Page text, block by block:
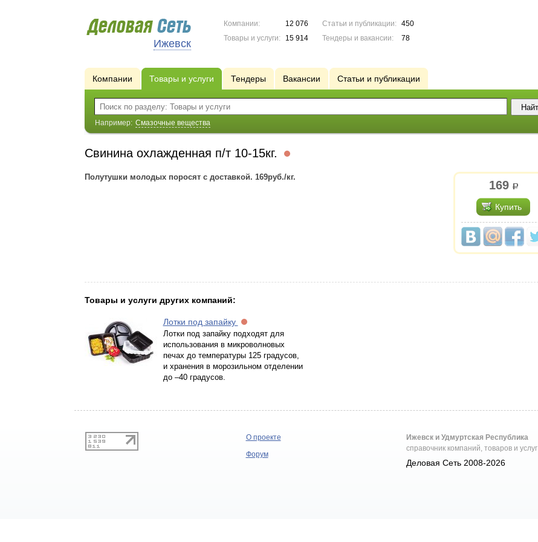
Ижевск
Компании:
12 076
Товары и услуги:
15 914
Статьи и публикации:
450
Тендеры и вакансии:
78
Компании Товары и услуги Тендеры Вакансии Статьи и публикации
Например: Смазочные вещества
Свинина охлажденная п/т 10-15кг.
169 р.
Купить
Полутушки молодых поросят с доставкой. 169руб./кг.
Товары и услуги других компаний:
Лотки под запайку
Лотки под запайку подходят для
использования в микроволновых
печах до температуры 125 градусов,
и хранения в морозильном отделении
до –40 градусов.
О проекте
Форум
Ижевск и Удмуртская Республика
справочник компаний, товаров и услуг
Деловая Сеть 2008-2026